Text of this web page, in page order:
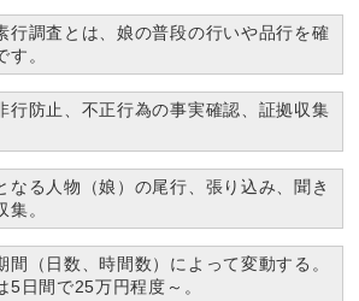
行調査とは、娘の普段の行いや品行を確
。
行防止、不正行為の事実確認、証拠収集
なる人物（娘）の尾行、張り込み、聞き
。
間（日数、時間数）によって変動する。
5日間で25万円程度～。